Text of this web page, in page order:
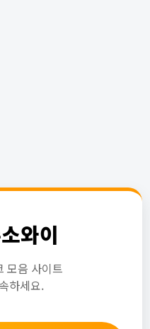
와이
모음 사이트
하세요.